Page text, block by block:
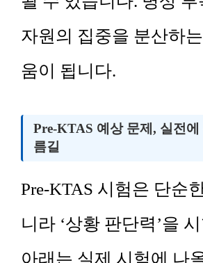
자원의 집중을 분산하
움이 됩니다.
Pre-KTAS 예상 문제, 실전에
름길
Pre-KTAS 시험은 단순
니라 ‘상황 판단력’을
아래는 실제 시험에 나